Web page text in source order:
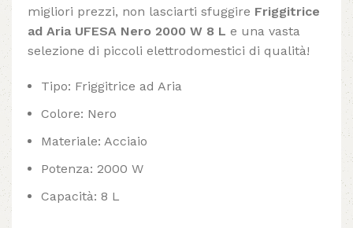
migliori prezzi, non lasciarti sfuggire Friggitrice
ad Aria UFESA Nero 2000 W 8 L e una vasta
selezione di piccoli elettrodomestici di qualità!
Tipo: Friggitrice ad Aria
Colore: Nero
Materiale: Acciaio
Potenza: 2000 W
Capacità: 8 L